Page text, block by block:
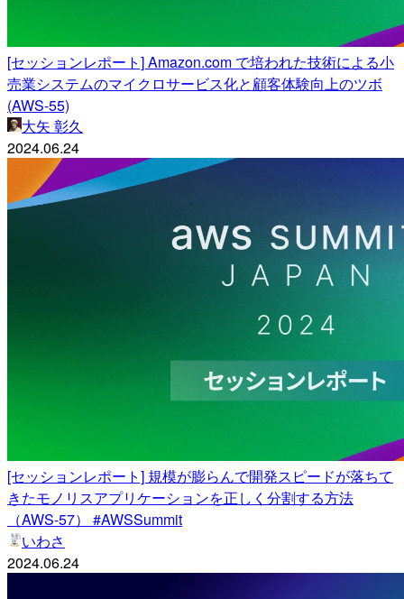
[セッションレポート] Amazon.com で培われた技術による小
売業システムのマイクロサービス化と顧客体験向上のツボ
(AWS-55)
大矢 彰久
2024.06.24
[セッションレポート] 規模が膨らんで開発スピードが落ちて
きたモノリスアプリケーションを正しく分割する方法
（AWS-57） #AWSSummit
いわさ
2024.06.24